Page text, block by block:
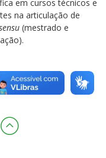
em cursos técnicos e
na articulação de
(mestrado e